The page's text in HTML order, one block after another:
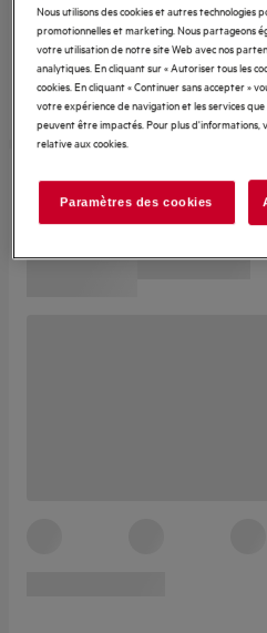
Nous utilisons des cookies et autres technologies
promotionnelles et marketing. Nous partageons
votre utilisation de notre site Web avec nos
analytiques. En cliquant sur « Autoriser tous les
cookies. En cliquant « Continuer sans accepter »
votre expérience de navigation et les services
peuvent être impactés. Pour plus d'informations,
relative aux cookies.
Paramètres des cookies